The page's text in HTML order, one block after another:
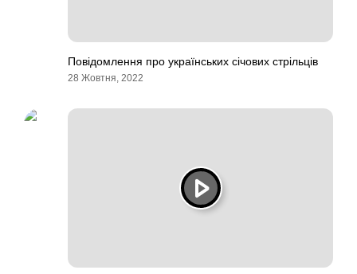
Повідомлення про українських січових стрільців
28 Жовтня, 2022